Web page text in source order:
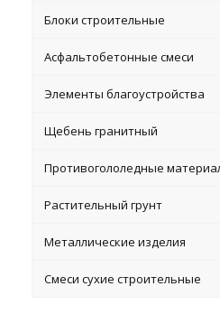
Блоки строительные
Асфальтобетонные смеси
Элементы благоустройства
Щебень гранитный
Противогололедные
Растительный грунт
Металлические изделия
Смеси сухие строительные